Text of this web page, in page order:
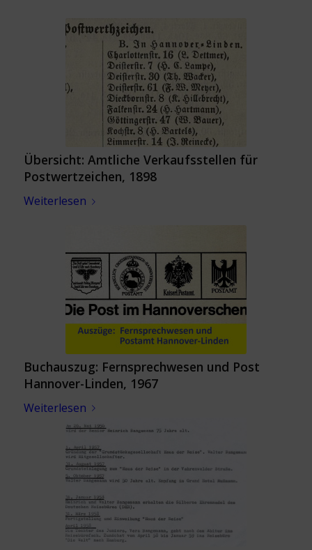
Übersicht: Amtliche Verkaufsstellen für
Postwertzeichen, 1898
Weiterlesen
Buchauszug: Fernsprechwesen und Post
Hannover-Linden, 1967
Weiterlesen